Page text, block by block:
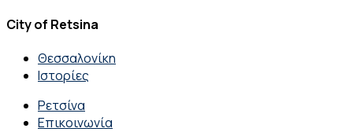
City of Retsina
Θεσσαλονίκη
Ιστορίες
Ρετσίνα
Επικοινωνία